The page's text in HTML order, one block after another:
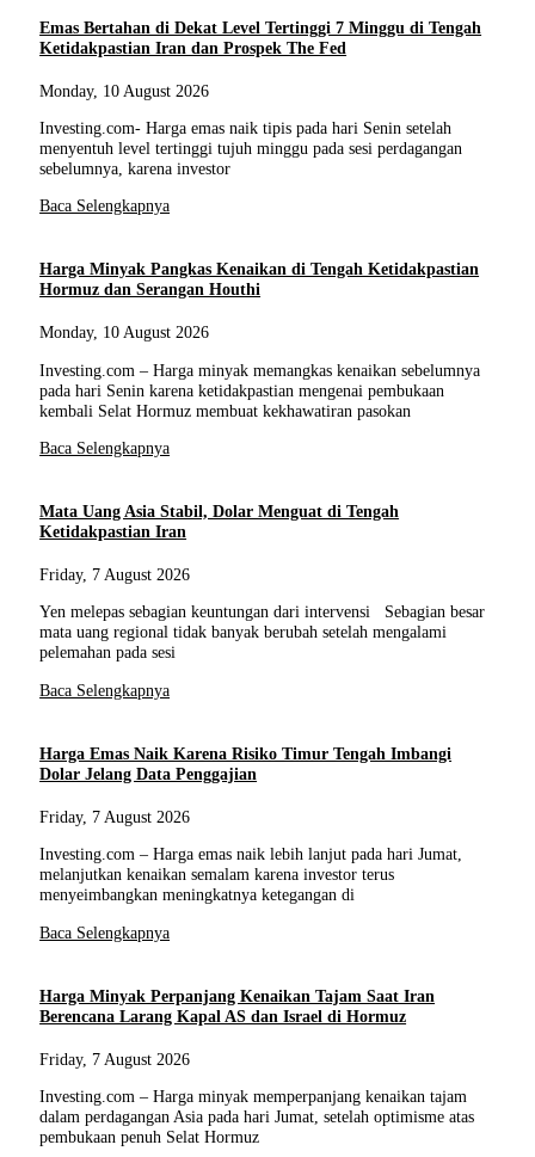
Emas Bertahan di Dekat Level Tertinggi 7 Minggu di Tengah
Ketidakpastian Iran dan Prospek The Fed
Monday, 10 August 2026
Investing.com- Harga emas naik tipis pada hari Senin setelah
menyentuh level tertinggi tujuh minggu pada sesi perdagangan
sebelumnya, karena investor
Baca Selengkapnya
Harga Minyak Pangkas Kenaikan di Tengah Ketidakpastian
Hormuz dan Serangan Houthi
Monday, 10 August 2026
Investing.com – Harga minyak memangkas kenaikan sebelumnya
pada hari Senin karena ketidakpastian mengenai pembukaan
kembali Selat Hormuz membuat kekhawatiran pasokan
Baca Selengkapnya
Mata Uang Asia Stabil, Dolar Menguat di Tengah
Ketidakpastian Iran
Friday, 7 August 2026
Yen melepas sebagian keuntungan dari intervensi Sebagian besar
mata uang regional tidak banyak berubah setelah mengalami
pelemahan pada sesi
Baca Selengkapnya
Harga Emas Naik Karena Risiko Timur Tengah Imbangi
Dolar Jelang Data Penggajian
Friday, 7 August 2026
Investing.com – Harga emas naik lebih lanjut pada hari Jumat,
melanjutkan kenaikan semalam karena investor terus
menyeimbangkan meningkatnya ketegangan di
Baca Selengkapnya
Harga Minyak Perpanjang Kenaikan Tajam Saat Iran
Berencana Larang Kapal AS dan Israel di Hormuz
Friday, 7 August 2026
Investing.com – Harga minyak memperpanjang kenaikan tajam
dalam perdagangan Asia pada hari Jumat, setelah optimisme atas
pembukaan penuh Selat Hormuz